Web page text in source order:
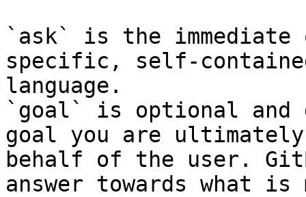
`ask` is the
specific, self-
language.
`goal` is optional and
goal you are
behalf of the user.
answer towards what